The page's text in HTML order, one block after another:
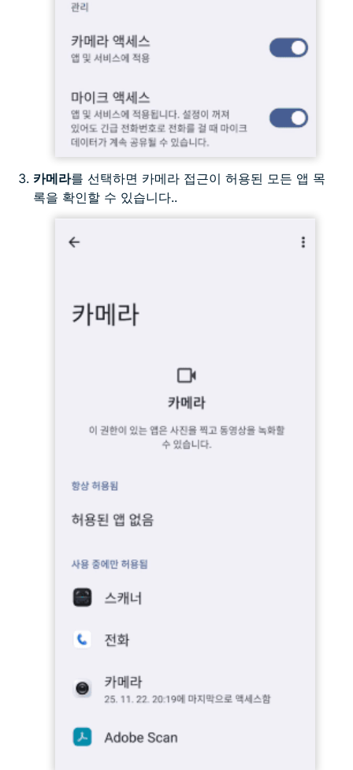
카메라를 선택하면 카메라 접근이 허용된 모든 앱 목
록을 확인할 수 있습니다..